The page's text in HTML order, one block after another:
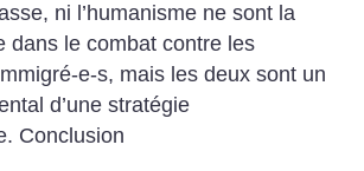
ni l’humanisme ne sont la
dans le combat contre les
e-s, mais les deux sont un
d’une stratégie
Conclusion